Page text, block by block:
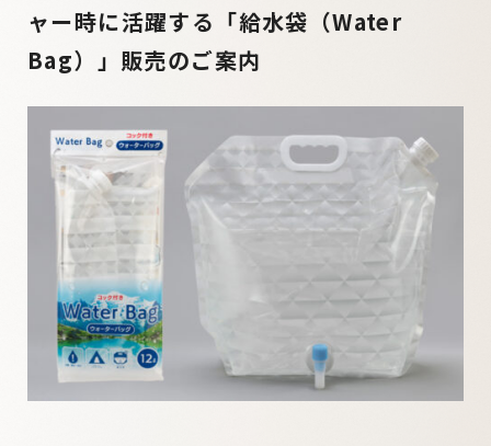
ャー時に活躍する「給水袋（Water
Bag）」販売のご案内